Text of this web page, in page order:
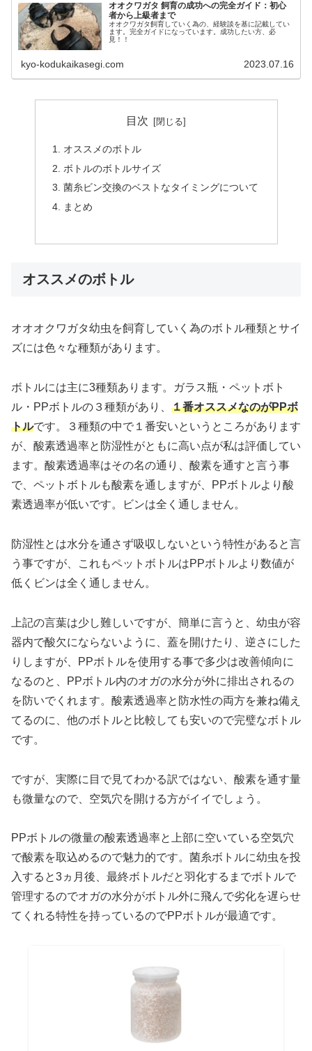
オオクワガタ 飼育の成功への完全ガイド：初心
者から上級者まで
オオクワガタ飼育していく為の、経験談を基に記載してい
ます。完全ガイドになっています。成功したい方、必
見！！
kyo-kodukaikasegi.com 2023.07.16
目次
オススメのボトル
ボトルのボトルサイズ
菌糸ビン交換のベストなタイミングについて
まとめ
オススメのボトル
オオオクワガタ幼虫を飼育していく為のボトル種類とサイ
ズには色々な種類があります。
ボトルには主に3種類あります。ガラス瓶・ペットボト
ル・PPボトルの３種類があり、 １番オススメなのがPPボ
トルです。３種類の中で１番安いというところがあります
が、酸素透過率と防湿性がともに高い点が私は評価してい
ます。酸素透過率はその名の通り、酸素を通すと言う事
で、ペットボトルも酸素を通しますが、PPボトルより酸
素透過率が低いです。ビンは全く通しません。
防湿性とは水分を通さず吸収しないという特性があると言
う事ですが、これもペットボトルはPPボトルより数値が
低くビンは全く通しません。
上記の言葉は少し難しいですが、簡単に言うと、幼虫が容
器内で酸欠にならないように、蓋を開けたり、逆さにした
りしますが、PPボトルを使用する事で多少は改善傾向に
なるのと、PPボトル内のオガの水分が外に排出されるの
を防いでくれます。酸素透過率と防水性の両方を兼ね備え
てるのに、他のボトルと比較しても安いので完璧なボトル
です。
ですが、実際に目で見てわかる訳ではない、酸素を通す量
も微量なので、空気穴を開ける方がイイでしょう。
PPボトルの微量の酸素透過率と上部に空いている空気穴
で酸素を取込めるので魅力的です。菌糸ボトルに幼虫を投
入すると3ヵ月後、最終ボトルだと羽化するまでボトルで
管理するのでオガの水分がボトル外に飛んで劣化を遅らせ
てくれる特性を持っているのでPPボトルが最適です。